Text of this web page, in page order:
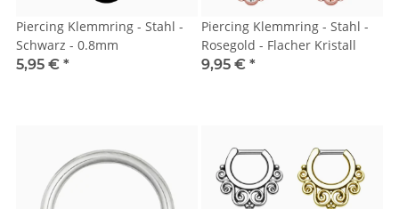
Piercing Klemmring - Stahl -
Schwarz - 0.8mm
5,95 € *
Piercing Klemmring - Stahl -
Rosegold - Flacher Kristall
9,95 € *